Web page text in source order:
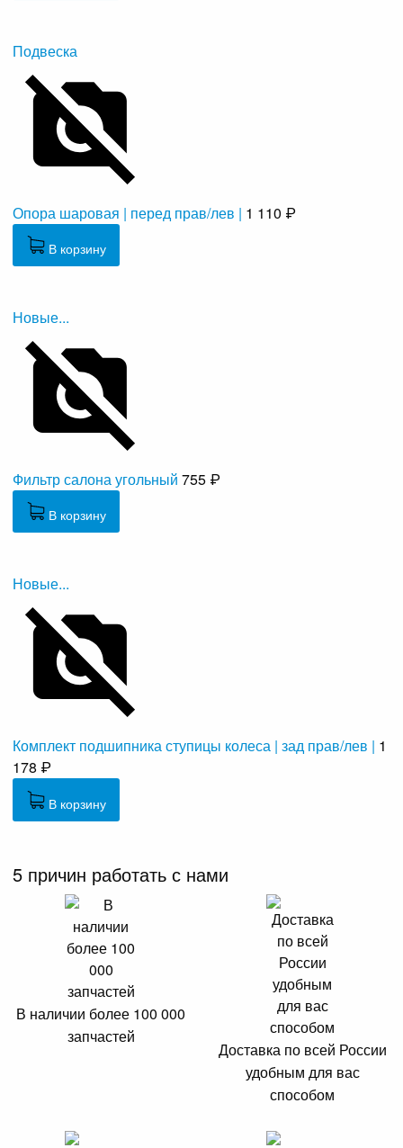
Подвеска
Опора шаровая | перед прав/лев | 1 110 ₽
В корзину
Новые...
Фильтр салона угольный 755 ₽
В корзину
Новые...
Комплект подшипника ступицы колеса | зад прав/лев | 1
178 ₽
В корзину
5 причин работать с нами
В наличии более 100 000
запчастей
Доставка по всей России
удобным для вас
способом